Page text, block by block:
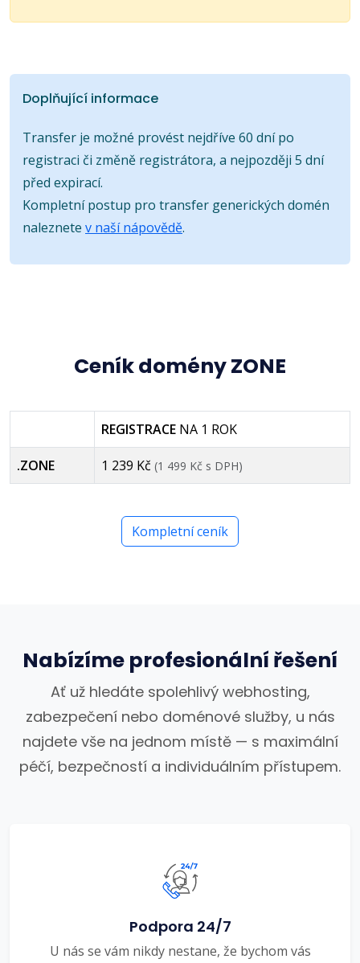
Doplňující informace
Transfer je možné provést nejdříve 60 dní po
registraci či změně registrátora, a nejpozději 5 dní
před expirací.
Kompletní postup pro transfer generických domén
naleznete v naší nápovědě.
Ceník domény ZONE
REGISTRACE NA 1 ROK
.ZONE 1 239 Kč (1 499 Kč s DPH)
Kompletní ceník
Nabízíme profesionální řešení
Ať už hledáte spolehlivý webhosting,
zabezpečení nebo doménové služby, u nás
najdete vše na jednom místě — s maximální
péčí, bezpečností a individuálním přístupem.
Podpora 24/7
U nás se vám nikdy nestane, že bychom vás